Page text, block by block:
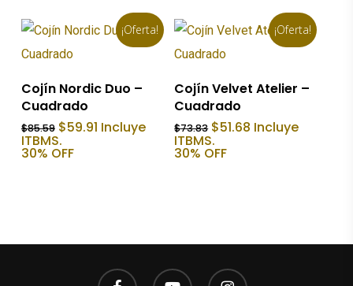
¡Oferta!
Añadir Al Carrito
Cojín Nordic Duo –
Cuadrado
$85.59 El
precio
original
$59.91El
precio
Incluye
ITBMS.
30% OFF
¡Oferta!
Añadir Al Carrito
Cojín Velvet Atelier –
Cuadrado
$73.83 El
precio
original
$51.68 El
precio
Incluye
ITBMS.
30% OFF
facebook youtube instagram